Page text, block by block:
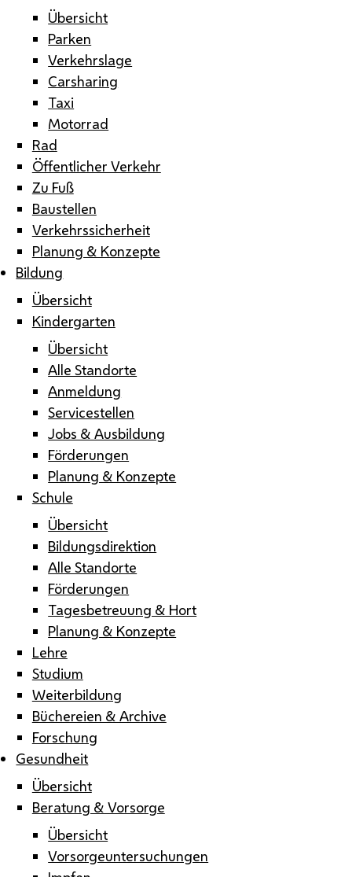
Übersicht
Parken
Verkehrslage
Carsharing
Taxi
Motorrad
Rad
Öffentlicher Verkehr
Zu Fuß
Baustellen
Verkehrssicherheit
Planung & Konzepte
Bildung
Übersicht
Kindergarten
Übersicht
Alle Standorte
Anmeldung
Servicestellen
Jobs & Ausbildung
Förderungen
Planung & Konzepte
Schule
Übersicht
Bildungsdirektion
Alle Standorte
Förderungen
Tagesbetreuung & Hort
Planung & Konzepte
Lehre
Studium
Weiterbildung
Büchereien & Archive
Forschung
Gesundheit
Übersicht
Beratung & Vorsorge
Übersicht
Vorsorgeuntersuchungen